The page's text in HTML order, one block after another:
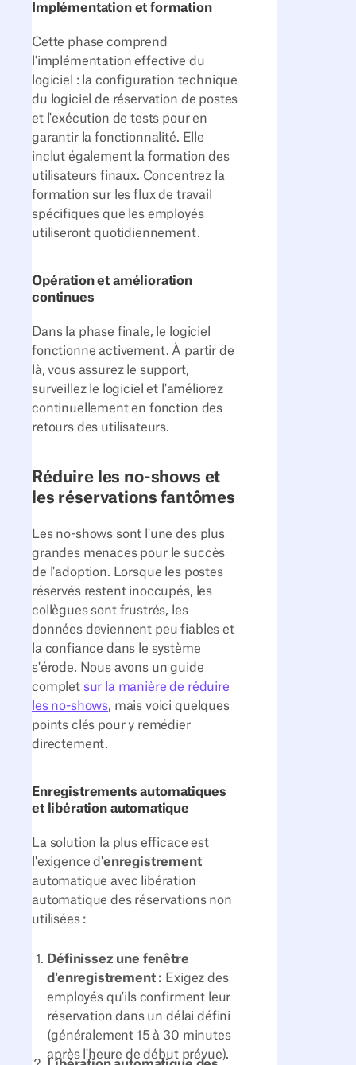
Implémentation et formation
Cette phase comprend
l'implémentation effective du
logiciel : la configuration technique
du logiciel de réservation de postes
et l'exécution de tests pour en
garantir la fonctionnalité. Elle
inclut également la formation des
utilisateurs finaux. Concentrez la
formation sur les flux de travail
spécifiques que les employés
utiliseront quotidiennement.
Opération et amélioration
continues
Dans la phase finale, le logiciel
fonctionne activement. À partir de
là, vous assurez le support,
surveillez le logiciel et l'améliorez
continuellement en fonction des
retours des utilisateurs.
Réduire les no-shows et
les réservations fantômes
Les no-shows sont l'une des plus
grandes menaces pour le succès
de l'adoption. Lorsque les postes
réservés restent inoccupés, les
collègues sont frustrés, les
données deviennent peu fiables et
la confiance dans le système
s'érode. Nous avons un guide
complet sur la manière de réduire
les no-shows, mais voici quelques
points clés pour y remédier
directement.
Enregistrements automatiques
et libération automatique
La solution la plus efficace est
l'exigence d'enregistrement
automatique avec libération
automatique des réservations non
utilisées :
Définissez une fenêtre
d'enregistrement : Exigez des
employés qu'ils confirment leur
réservation dans un délai défini
(généralement 15 à 30 minutes
après l'heure de début prévue).